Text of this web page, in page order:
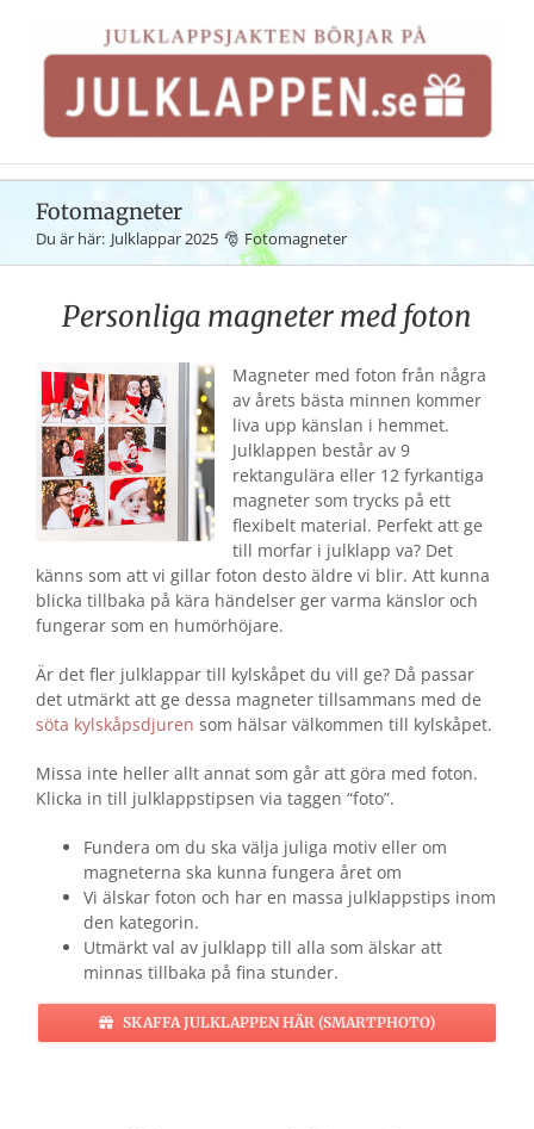
innehållet
Fotomagneter
Du är här: Julklappar 2025 Fotomagneter
Personliga magneter med foton
Magneter med foton från några
av årets bästa minnen kommer
liva upp känslan i hemmet.
Julklappen består av 9
rektangulära eller 12 fyrkantiga
magneter som trycks på ett
flexibelt material. Perfekt att ge
till morfar i julklapp va? Det
känns som att vi gillar foton desto äldre vi blir. Att kunna
blicka tillbaka på kära händelser ger varma känslor och
fungerar som en humörhöjare.
Är det fler julklappar till kylskåpet du vill ge? Då passar
det utmärkt att ge dessa magneter tillsammans med de
söta kylskåpsdjuren som hälsar välkommen till kylskåpet.
Missa inte heller allt annat som går att göra med foton.
Klicka in till julklappstipsen via taggen “foto”.
Fundera om du ska välja juliga motiv eller om
magneterna ska kunna fungera året om
Vi älskar foton och har en massa julklappstips inom
den kategorin.
Utmärkt val av julklapp till alla som älskar att
minnas tillbaka på fina stunder.
SKAFFA JULKLAPPEN HÄR (SMARTPHOTO)